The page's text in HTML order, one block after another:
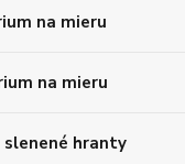
na mieru
na mieru
hranty